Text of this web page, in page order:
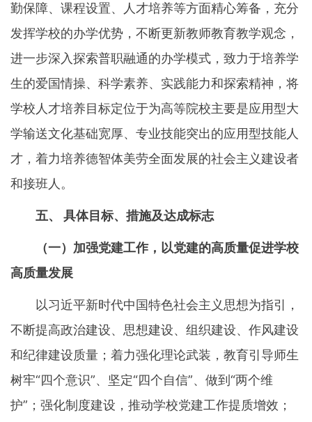
勤保障、课程设置、人才培养等方面精心筹备，充分
发挥学校的办学优势，不断更新教师教育教学观念，
进一步深入探索普职融通的办学模式，致力于培养学
生的爱国情操、科学素养、实践能力和探索精神，将
学校人才培养目标定位于为高等院校主要是应用型大
学输送文化基础宽厚、专业技能突出的应用型技能人
才，着力培养德智体美劳全面发展的社会主义建设者
和接班人。
五、 具体目标、措施及达成标志
（一）加强党建工作，以党建的高质量促进学校
高质量发展
以习近平新时代中国特色社会主义思想为指引，
不断提高政治建设、思想建设、组织建设、作风建设
和纪律建设质量；着力强化理论武装，教育引导师生
树牢“四个意识”、坚定“四个自信”、做到“两个维
护”；强化制度建设，推动学校党建工作提质增效；